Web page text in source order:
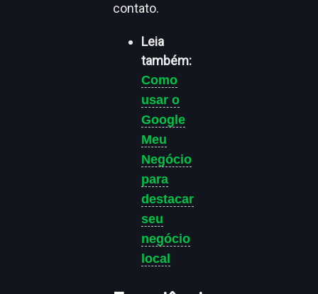
contato.
Leia
também:
Como
usar o
Google
Meu
Negócio
para
destacar
seu
negócio
local